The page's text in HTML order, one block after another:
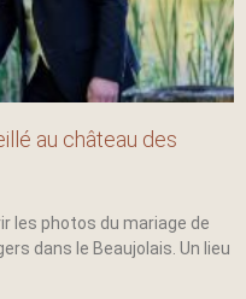
au château des
les photos du mariage de
dans le Beaujolais. Un lieu